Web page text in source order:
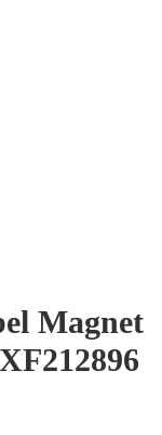
Magnet